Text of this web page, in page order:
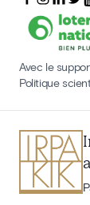
Avec le
Politique